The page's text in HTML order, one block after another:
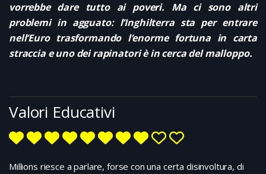
vorrebbe dare tutto ai poveri. Ma ci sono altri
problemi in agguato: l’Inghilterra sta per entrare
nell’Euro trasformando l’enorme fortuna in carta
straccia e uno dei rapinatori è in cerca del malloppo.
Valori Educativi
Millions riesce a parlare, forse con una certa disinvoltura, di